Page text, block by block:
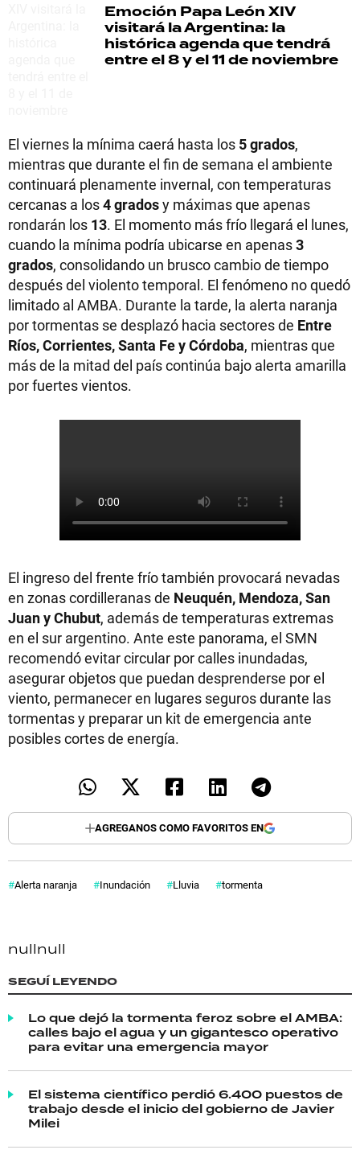
Emoción Papa León XIV
visitará la Argentina: la
histórica agenda que tendrá
entre el 8 y el 11 de noviembre
El viernes la mínima caerá hasta los 5 grados,
mientras que durante el fin de semana el ambiente
continuará plenamente invernal, con temperaturas
cercanas a los4 gradosy máximas que apenas
rondarán los 13. El momento más frío llegará el lunes,
cuando la mínima podría ubicarse en apenas3
grados, consolidando un brusco cambio de tiempo
después del violento temporal. El fenómeno no quedó
limitado al AMBA. Durante la tarde, la alerta naranja
por tormentas se desplazó hacia sectores de Entre
Ríos, Corrientes, Santa Fe y Córdoba, mientras que
más de la mitad del país continúa bajo alerta amarilla
por fuertes vientos.
El ingreso del frente frío también provocará nevadas
en zonas cordilleranas de Neuquén, Mendoza, San
Juan y Chubut, además de temperaturas extremas
en el sur argentino. Ante este panorama, el SMN
recomendó evitar circular por calles inundadas,
asegurar objetos que puedan desprenderse por el
viento, permanecer en lugares seguros durante las
tormentas y preparar un kit de emergencia ante
posibles cortes de energía.
AGREGANOS COMO FAVORITOS EN
Alerta naranja Inundación Lluvia tormenta
nullnull
SEGUÍ LEYENDO
Lo que dejó la tormenta feroz sobre el AMBA:
calles bajo el agua y un gigantesco operativo
para evitar una emergencia mayor
El sistema científico perdió 6.400 puestos de
trabajo desde el inicio del gobierno de Javier
Milei